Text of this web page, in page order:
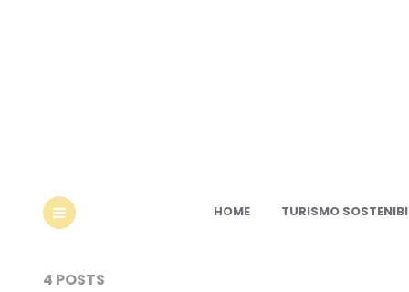
HOME TURISMO
4 POSTS